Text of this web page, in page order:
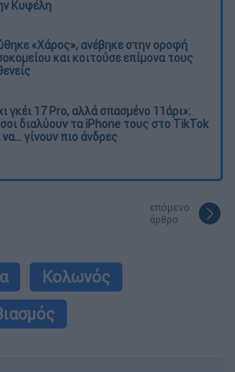
Κυψέλη
«Χάρος», ανέβηκε στην οροφή
και κοιτούσε επίμονα τους
γκέι 17 Pro, αλλά σπασμένο 11άρι»:
διαλύουν τα iPhone τους στο TikTok
να... γίνουν πιο άνδρες
επόμενο
άρθρο
Κολωνός